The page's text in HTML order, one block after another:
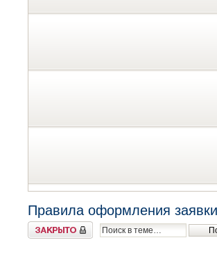
Правила оформления
Закрыто